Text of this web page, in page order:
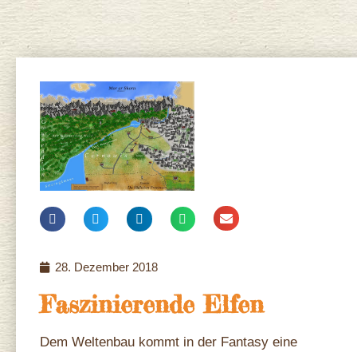
28. Dezember 2018
Faszinierende Elfen
Dem Weltenbau kommt in der Fantasy eine